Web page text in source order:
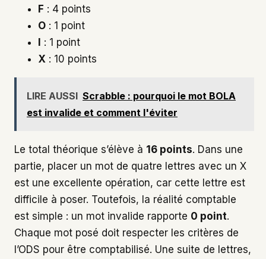
F : 4 points
O : 1 point
I : 1 point
X : 10 points
LIRE AUSSI Scrabble : pourquoi le mot BOLA
est invalide et comment l'éviter
Le total théorique s’élève à 16 points. Dans une
partie, placer un mot de quatre lettres avec un X
est une excellente opération, car cette lettre est
difficile à poser. Toutefois, la réalité comptable
est simple : un mot invalide rapporte 0 point.
Chaque mot posé doit respecter les critères de
l’ODS pour être comptabilisé. Une suite de lettres,